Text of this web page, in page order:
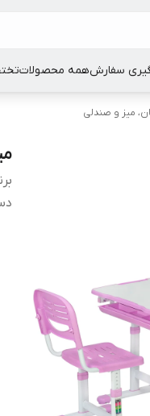
سفارشهمه محصولات
میز و صندلی